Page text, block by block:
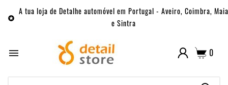

A tua loja de Detalhe automóvel em Portugal - Aveiro, Coimbra, Maia
e Sintra
 0